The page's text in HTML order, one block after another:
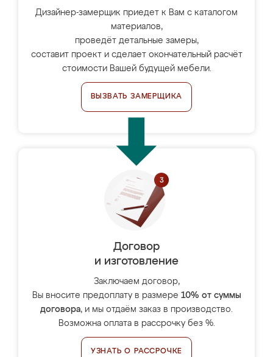
Дизайнер-замерщик приедет к Вам с каталогом
материалов,
проведёт детальные замеры,
составит проект и сделает окончательный расчёт
стоимости Вашей будущей мебели.
ВЫЗВАТЬ ЗАМЕРЩИКА
Договор
и изготовление
Заключаем договор,
Вы вносите предоплату в размере 10% от суммы
договора, и мы отдаём заказ в производство.
Возможна оплата в рассрочку без %.
УЗНАТЬ О РАССРОЧКЕ